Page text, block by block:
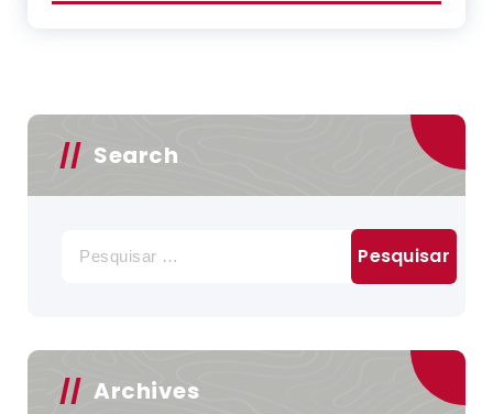
Search
por:
Archives